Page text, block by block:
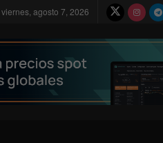
viernes, agosto 7, 2026